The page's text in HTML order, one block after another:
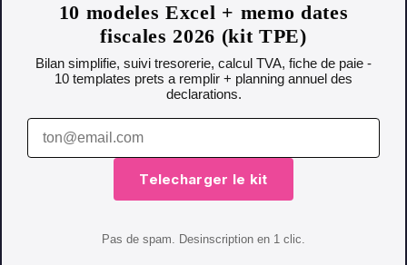
10 modeles Excel + memo dates
fiscales 2026 (kit TPE)
Bilan simplifie, suivi tresorerie, calcul TVA, fiche de paie -
10 templates prets a remplir + planning annuel des
declarations.
Telecharger le kit
Pas de spam. Desinscription en 1 clic.